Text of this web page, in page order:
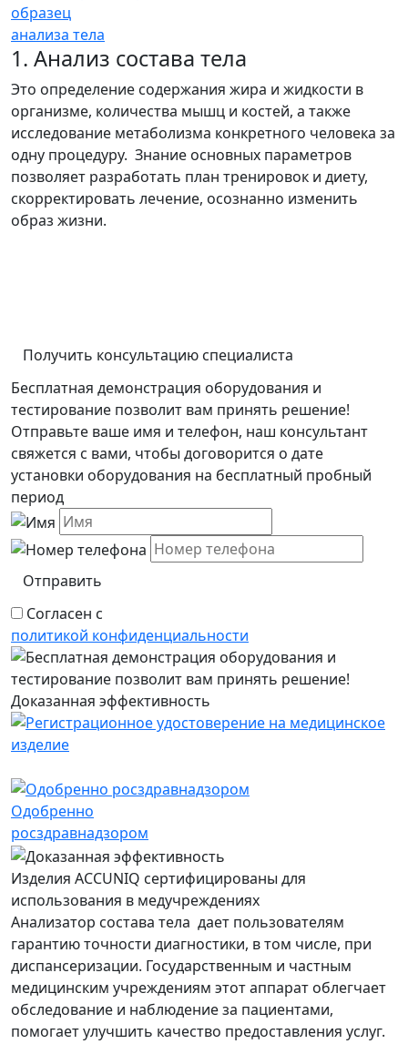
образец
анализа тела
1. Анализ состава тела
Это определение содержания жира и жидкости в
организме, количества мышц и костей, а также
исследование метаболизма конкретного человека за
одну процедуру. Знание основных параметров
позволяет разработать план тренировок и диету,
скорректировать лечение, осознанно изменить
образ жизни.
Получить консультацию специалиста
Бесплатная демонстрация оборудования и
тестирование позволит вам принять решение!
Отправьте ваше имя и телефон, наш консультант
свяжется с вами, чтобы договорится о дате
установки оборудования на бесплатный пробный
период
Отправить
Согласен с
политикой конфиденциальности
Доказанная эффективность
Одобренно
росздравнадзором
Изделия ACCUNIQ сертифицированы для
использования в медучреждениях
Анализатор состава тела дает пользователям
гарантию точности диагностики, в том числе, при
диспансеризации. Государственным и частным
медицинским учреждениям этот аппарат облегчает
обследование и наблюдение за пациентами,
помогает улучшить качество предоставления услуг.